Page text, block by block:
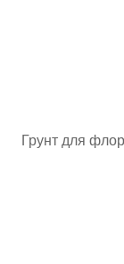
Грунт для